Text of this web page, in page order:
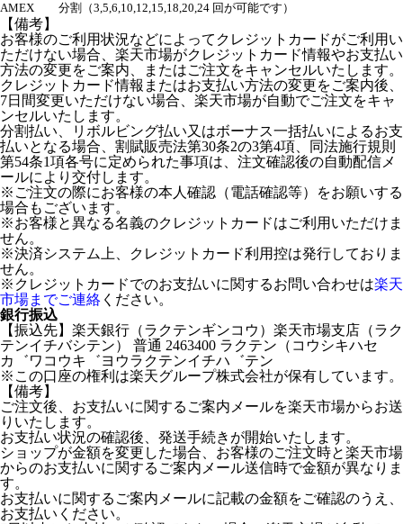
AMEX
分割（3,5,6,10,12,15,18,20,24 回が可能です）
【備考】
お客様のご利用状況などによってクレジットカードがご利用い
ただけない場合、楽天市場がクレジットカード情報やお支払い
方法の変更をご案内、またはご注文をキャンセルいたします。
クレジットカード情報またはお支払い方法の変更をご案内後、
7日間変更いただけない場合、楽天市場が自動でご注文をキャ
ンセルいたします。
分割払い、リボルビング払い又はボーナス一括払いによるお支
払いとなる場合、割賦販売法第30条2の3第4項、同法施行規則
第54条1項各号に定められた事項は、注文確認後の自動配信メ
ールにより交付します。
※ご注文の際にお客様の本人確認（電話確認等）をお願いする
場合もございます。
※お客様と異なる名義のクレジットカードはご利用いただけま
せん。
※決済システム上、クレジットカード利用控は発行しておりま
せん。
※クレジットカードでのお支払いに関するお問い合わせは楽天
市場までご連絡 ください。
銀行振込
【振込先】楽天銀行（ラクテンギンコウ）楽天市場支店（ラク
テンイチバシテン） 普通 2463400 ラクテン（コウシキハセ
カ゛ワコウキ゛ヨウラクテンイチハ゛テン
※この口座の権利は楽天グループ株式会社が保有しています。
【備考】
ご注文後、お支払いに関するご案内メールを楽天市場からお送
りいたします。
お支払い状況の確認後、発送手続きが開始いたします。
ショップが金額を変更した場合、お客様のご注文時と楽天市場
からのお支払いに関するご案内メール送信時で金額が異なりま
す。
お支払いに関するご案内メールに記載の金額をご確認のうえ、
お支払いください。